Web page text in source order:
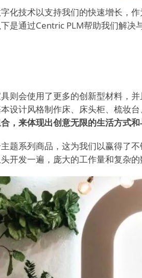
化技术以支持我们的快速增长，
是通过Centric PLM帮助我们解决
则会使用了更多的创新型材料，
设计风格制作床、床头柜、梳妆台
，来体现出创意无限的生活方式和
题系列商品，这为我们以赢得了
开发一遍，庞大的工作量和复杂的